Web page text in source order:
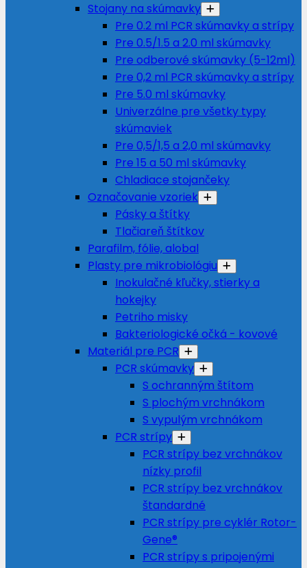
Stojany na skúmavky
Pre 0.2 ml PCR skúmavky a strípy
Pre 0.5/1.5 a 2.0 ml skúmavky
Pre odberové skúmavky (5-12ml)
Pre 0,2 ml PCR skúmavky a strípy
Pre 5.0 ml skúmavky
Univerzálne pre všetky typy
skúmaviek
Pre 0,5/1,5 a 2,0 ml skúmavky
Pre 15 a 50 ml skúmavky
Chladiace stojančeky
Označovanie vzoriek
Pásky a štítky
Tlačiareň štítkov
Parafilm, fólie, alobal
Plasty pre mikrobiológiu
Inokulačné kľučky, stierky a
hokejky
Petriho misky
Bakteriologické očká - kovové
Materiál pre PCR
PCR skúmavky
S ochranným štítom
S plochým vrchnákom
S vypulým vrchnákom
PCR strípy
PCR strípy bez vrchnákov
nízky profil
PCR strípy bez vrchnákov
štandardné
PCR strípy pre cyklér Rotor-
Gene®
PCR strípy s pripojenými